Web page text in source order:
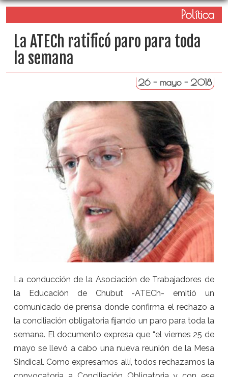
Política
La ATECh ratificó paro para toda
la semana
26 - mayo - 2018
La conducción de la Asociación de Trabajadores de
la Educación de Chubut -ATECh- emitió un
comunicado de prensa donde confirma el rechazo a
la conciliación obligatoria fijando un paro para toda la
semana. El documento expresa que “el viernes 25 de
mayo se llevó a cabo una nueva reunión de la Mesa
Sindical. Como expresamos allí, todos rechazamos la